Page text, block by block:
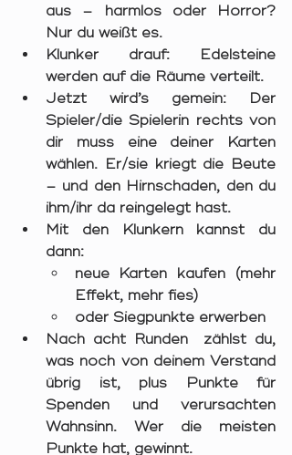
aus – harmlos oder Horror?
Nur du weißt es.
Klunker drauf: Edelsteine
werden auf die Räume verteilt.
Jetzt wird’s gemein: Der
Spieler/die Spielerin rechts von
dir muss eine deiner Karten
wählen. Er/sie kriegt die Beute
– und den Hirnschaden, den du
ihm/ihr da reingelegt hast.
Mit den Klunkern kannst du
dann:
neue Karten kaufen (mehr
Effekt, mehr fies)
oder Siegpunkte erwerben
Nach acht Runden
zählst du,
was noch von deinem Verstand
übrig ist, plus Punkte für
Spenden und verursachten
Wahnsinn. Wer die meisten
Punkte hat, gewinnt.